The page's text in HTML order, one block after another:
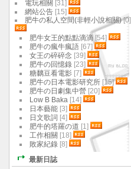
電玩相關 [31]
網站公告 [15]
肥牛の私人空間(非輕小說相關)[0]
肥牛女王的點點滴滴[54]
肥牛の瘋牛瘋語 [67]
女王の碎碎念 [39]
肥牛の回憶錄 [23]
糖黐豆看電影 [7]
肥牛の日本電影研究所 [15]
肥牛の日劇集中營 [20]
Low B Baka [14]
日本藝能 [3]
日文歌詞 [4]
肥牛的塔羅の道 [1]
工作相關 [18]
敗家紀錄 [8]
最新日誌